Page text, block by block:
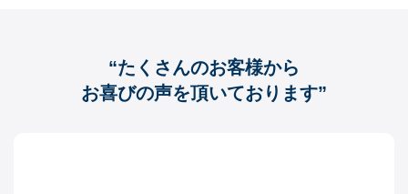
“たくさんのお客様から
お喜びの声を頂いております”